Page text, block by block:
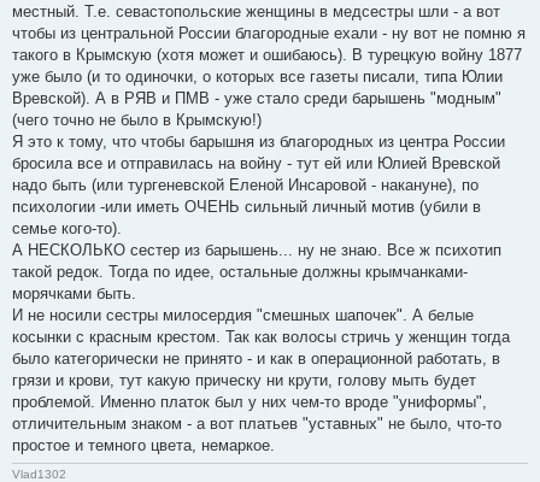
местный. Т.е. севастопольские женщины в медсестры шли - а вот
чтобы из центральной России благородные ехали - ну вот не помню я
такого в Крымскую (хотя может и ошибаюсь). В турецкую войну 1877
уже было (и то одиночки, о которых все газеты писали, типа Юлии
Вревской). А в РЯВ и ПМВ - уже стало среди барышень "модным"
(чего точно не было в Крымскую!)
Я это к тому, что чтобы барышня из благородных из центра России
бросила все и отправилась на войну - тут ей или Юлией Вревской
надо быть (или тургеневской Еленой Инсаровой - накануне), по
психологии -или иметь ОЧЕНЬ сильный личный мотив (убили в
семье кого-то).
А НЕСКОЛЬКО сестер из барышень... ну не знаю. Все ж психотип
такой редок. Тогда по идее, остальные должны крымчанками-
морячками быть.
И не носили сестры милосердия "смешных шапочек". А белые
косынки с красным крестом. Так как волосы стричь у женщин тогда
было категорически не принято - и как в операционной работать, в
грязи и крови, тут какую прическу ни крути, голову мыть будет
проблемой. Именно платок был у них чем-то вроде "униформы",
отличительным знаком - а вот платьев "уставных" не было, что-то
простое и темного цвета, немаркое.
Vlad1302